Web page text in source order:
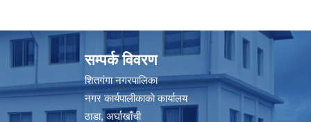
सम्पर्क विवरण
शितगंगा नगरपालिका
नगर कार्यपालीकाकाे कार्यालय
ठाडा, अर्घाखाँची